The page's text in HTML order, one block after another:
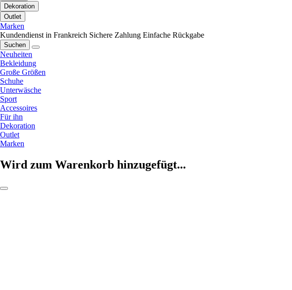
Dekoration
Outlet
Marken
Kundendienst in Frankreich Sichere Zahlung Einfache Rückgabe
Suchen
Neuheiten
Bekleidung
Große Größen
Schuhe
Unterwäsche
Sport
Accessoires
Für ihn
Dekoration
Outlet
Marken
Wird zum Warenkorb hinzugefügt...